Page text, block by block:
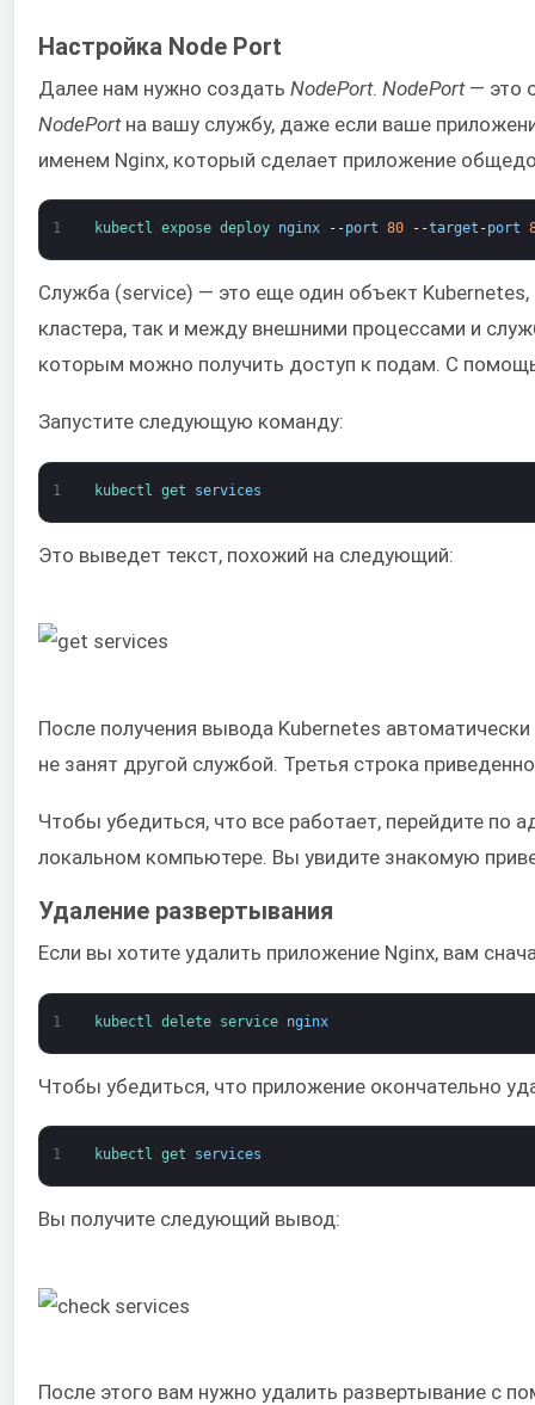
Настройка Node Port
Далее нам нужно создать NodePort. NodePort— это
NodePortна вашу службу, даже если ваше
именем Nginx, который сделает приложение
1 kubectl expose deploy nginx --port 80 --target -port
Служба (service) — это еще один объект Kubernetes,
кластера, так и между внешними процессами и
которым можно получить доступ к подам. С
Запустите следующую команду:
1 kubectl get services
Это выведет текст, похожий на следующий:
После получения вывода Kubernetes
не занят другой службой. Третья строка
Чтобы убедиться, что все работает, перейдите по
локальном компьютере. Вы увидите знакомую
Удаление развертывания
Если вы хотите удалить приложение Nginx, вам
1 kubectl delete service nginx
Чтобы убедиться, что приложение окончательно
1 kubectl get services
Вы получите следующий вывод:
После этого вам нужно удалить развертывание с